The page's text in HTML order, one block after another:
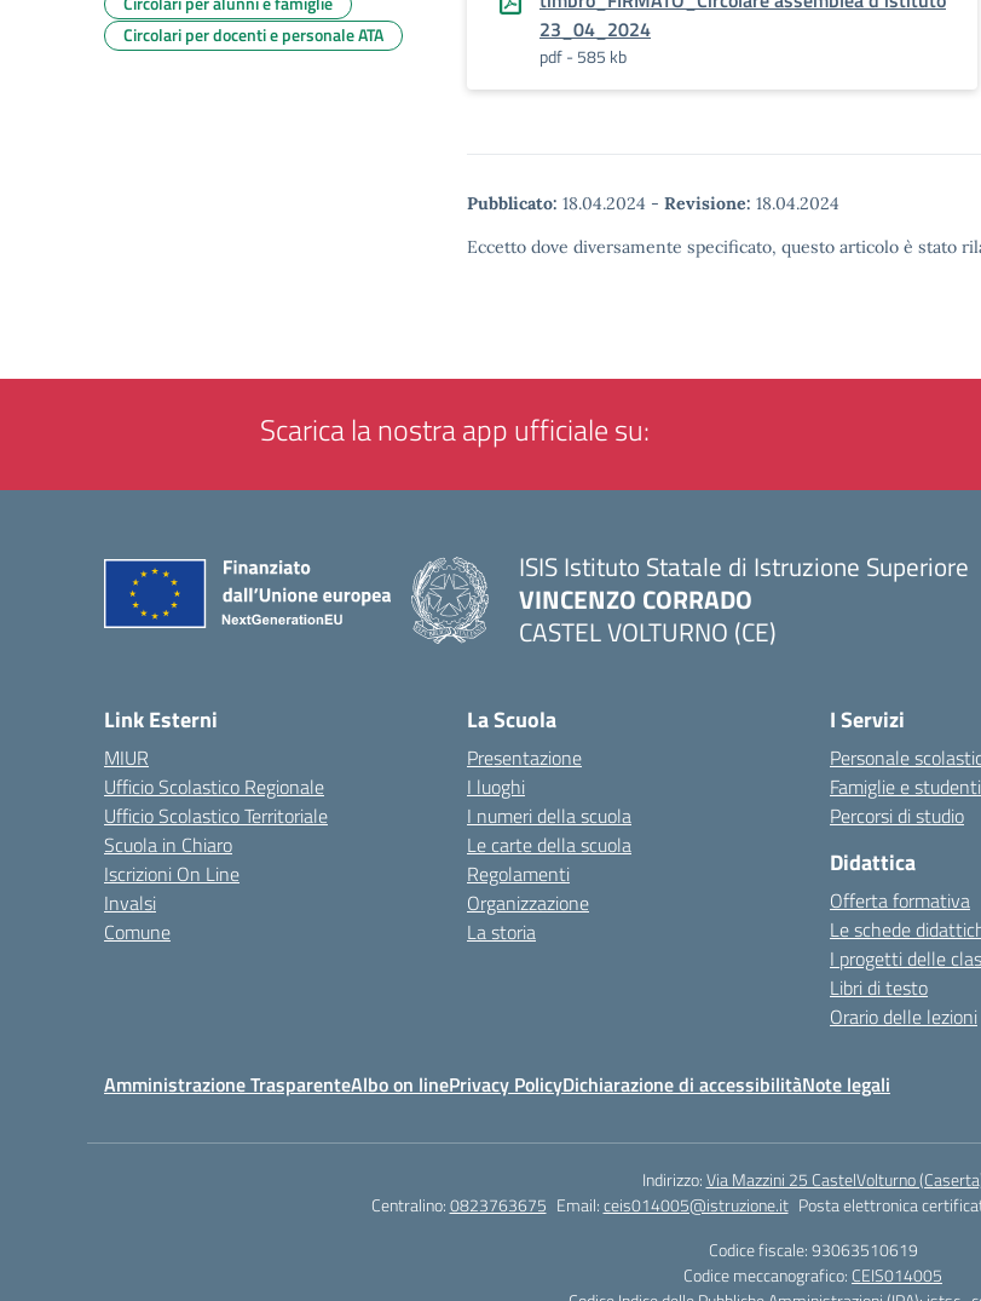
23_04_2024
pdf - 585 kb
Pubblicato: 18.04.2024 - Revisione: 18.04.2024
Eccetto dove diversamente specificato, questo articolo è stato
Circolari per docenti e personale ATA
Scarica la nostra app ufficiale su:
ISIS Istituto Statale di Istruzione Superiore
VINCENZO CORRADO
CASTEL VOLTURNO (CE)
Link Esterni
MIUR
Ufficio Scolastico Regionale
Ufficio Scolastico Territoriale
Scuola in Chiaro
Iscrizioni On Line
Invalsi
Comune
La Scuola
Presentazione
I luoghi
I numeri della scuola
Le carte della scuola
Regolamenti
Organizzazione
La storia
I Servizi
Personale
Famiglie e studenti
Percorsi di studio
Didattica
Offerta formativa
Le schede
I progetti delle
Libri di testo
Orario delle lezioni
Amministrazione TrasparenteAlbo on linePrivacy PolicyDichiarazione di accessibilitàNote legali
Indirizzo:Via Mazzini 25 CastelVolturno
Centralino:0823763675 Email:ceis014005@istruzione.it Posta elettronica
Codice fiscale: 93063510619
Codice meccanografico: CEIS014005